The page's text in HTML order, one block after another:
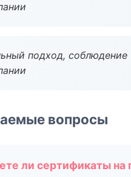
подход,
вопросы
ли сертификаты на